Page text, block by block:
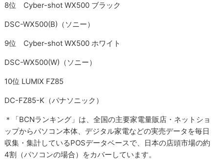
8位 Cyber-shot WX500 ブラック
DSC-WX500(B)（ソニー）
9位 Cyber-shot WX500 ホワイト
DSC-WX500(W)（ソニー）
10位 LUMIX FZ85
DC-FZ85-K（パナソニック）
＊「BCNランキング」は、全国の主要家電量販店・ネットショ
ップからパソコン本体、デジタル家電などの実売データを毎日
収集・集計しているPOSデータベースで、日本の店頭市場の約
4割（パソコンの場合）をカバーしています。